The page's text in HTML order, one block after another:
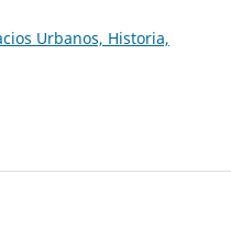
Urbanos, Historia,